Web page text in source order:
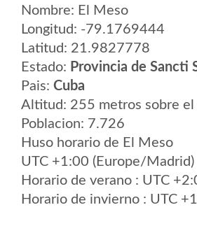
Nombre: El Meso
Longitud: -79.1769444
Latitud: 21.9827778
Estado: Provincia de Sancti
Pais: Cuba
Altitud: 255 metros sobre el
Poblacion: 7.726
Huso horario de El Meso
UTC +1:00 (Europe/Madrid)
Horario de verano : UTC
Horario de invierno : UTC